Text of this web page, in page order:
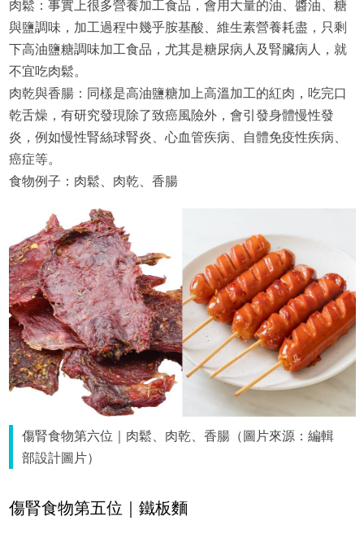
肉鬆：事實上很多營養加工食品，會用大量的油、醬油、糖
與鹽調味，加工過程中幾乎胺基酸、維生素營養耗盡，只剩
下高油鹽糖調味加工食品，尤其是糖尿病人及腎臟病人，就
不宜吃肉鬆。
肉乾與香腸：同樣是高油鹽糖加上高溫加工的紅肉，吃完口
乾舌燥，有研究發現除了致癌風險外，會引發身體慢性發
炎，例如慢性腎絲球腎炎、心血管疾病、自體免疫性疾病、
癌症等。
食物例子：肉鬆、肉乾、香腸
傷腎食物第六位｜肉鬆、肉乾、香腸（圖片來源：編輯
部設計圖片）
傷腎食物第五位｜鐵板麵